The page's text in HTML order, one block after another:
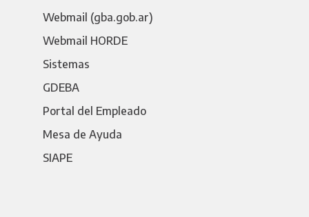
Webmail (gba.gob.ar)
Webmail HORDE
Sistemas
GDEBA
Portal del Empleado
Mesa de Ayuda
SIAPE